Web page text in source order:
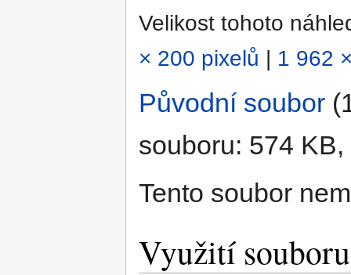
Velikost tohoto
× 200 pixelů | 1 962
Původní soubor
souboru: 574
Tento soubor
Využití souboru